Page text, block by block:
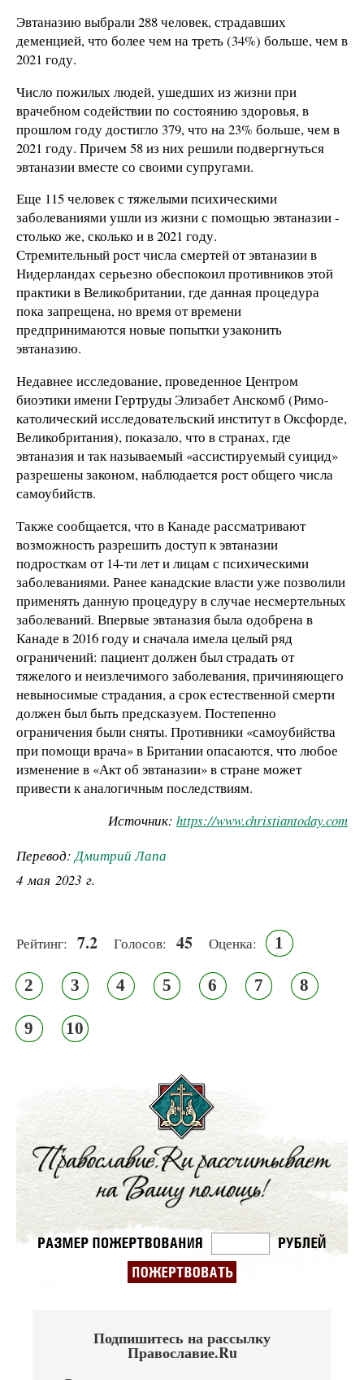
Эвтаназию выбрали 288 человек, страдавших
деменцией, что более чем на треть (34%) больше, чем в
2021 году.
Число пожилых людей, ушедших из жизни при
врачебном содействии по состоянию здоровья, в
прошлом году достигло 379, что на 23% больше, чем в
2021 году. Причем 58 из них решили подвергнуться
эвтаназии вместе со своими супругами.
Еще 115 человек с тяжелыми психическими
заболеваниями ушли из жизни с помощью эвтаназии -
столько же, сколько и в 2021 году.
Стремительный рост числа смертей от эвтаназии в
Нидерландах серьезно обеспокоил противников этой
практики в Великобритании, где данная процедура
пока запрещена, но время от времени
предпринимаются новые попытки узаконить
эвтаназию.
Недавнее исследование, проведенное Центром
биоэтики имени Гертруды Элизабет Анскомб (Римо-
католический исследовательский институт в Оксфорде,
Великобритания), показало, что в странах, где
эвтаназия и так называемый «ассистируемый суицид»
разрешены законом, наблюдается рост общего числа
самоубийств.
Также сообщается, что в Канаде рассматривают
возможность разрешить доступ к эвтаназии
подросткам от 14-ти лет и лицам с психическими
заболеваниями. Ранее канадские власти уже позволили
применять данную процедуру в случае несмертельных
заболеваний. Впервые эвтаназия была одобрена в
Канаде в 2016 году и сначала имела целый ряд
ограничений: пациент должен был страдать от
тяжелого и неизлечимого заболевания, причиняющего
невыносимые страдания, а срок естественной смерти
должен был быть предсказуем. Постепенно
ограничения были сняты. Противники «самоубийства
при помощи врача» в Британии опасаются, что любое
изменение в «Акт об эвтаназии» в стране может
привести к аналогичным последствиям.
Источник: https://www.christiantoday.com
Перевод:Дмитрий Лапа
4 мая 2023 г.
Рейтинг: 7.2 Голосов: 45 Оценка: 1
2 3 4 5 6 7 8
9 10
Подпишитесь на рассылку
Православие.Ru